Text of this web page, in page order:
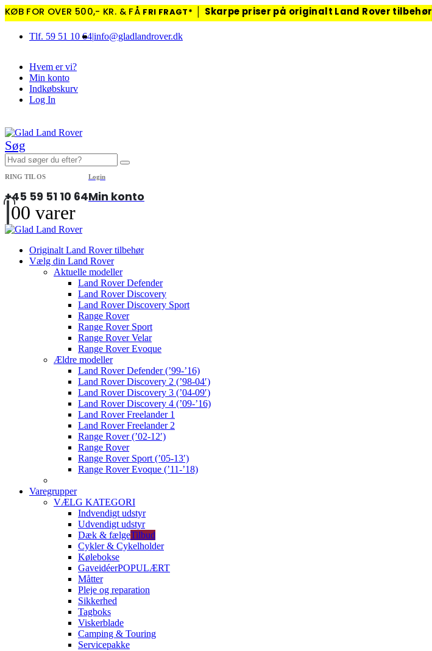
KØB FOR OVER 500,- KR. & FÅ FRI FRAGT* Skarpe priser på originalt Land Rover tilbehør
Tlf. 59 51 10 64|info@gladlandrover.dk
Hvem er vi?
Min konto
Indkøbskurv
Log In
Søg
RING TIL OS
+45 59 51 10 64
Login
Min konto
00 varer
Originalt Land Rover tilbehør
Vælg din Land Rover
Aktuelle modeller
Land Rover Defender
Land Rover Discovery
Land Rover Discovery Sport
Range Rover
Range Rover Sport
Range Rover Velar
Range Rover Evoque
Ældre modeller
Land Rover Defender (’99-’16)
Land Rover Discovery 2 (’98-04′)
Land Rover Discovery 3 (’04-09′)
Land Rover Discovery 4 (’09-’16)
Land Rover Freelander 1
Land Rover Freelander 2
Range Rover (’02-12′)
Range Rover
Range Rover Sport (’05-13′)
Range Rover Evoque (’11-’18)
Varegrupper
VÆLG KATEGORI
Indvendigt udstyr
Udvendigt udstyr
Dæk & fælgeTilbud
Cykler & Cykelholder
Kølebokse
GaveidéerPOPULÆRT
Måtter
Pleje og reparation
Sikkerhed
Tagboks
Viskerblade
Camping & Touring
Servicepakke